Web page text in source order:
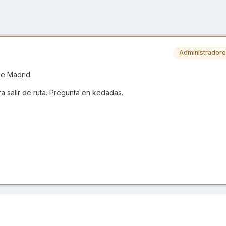
Madrid.
salir de ruta. Pregunta en kedadas.